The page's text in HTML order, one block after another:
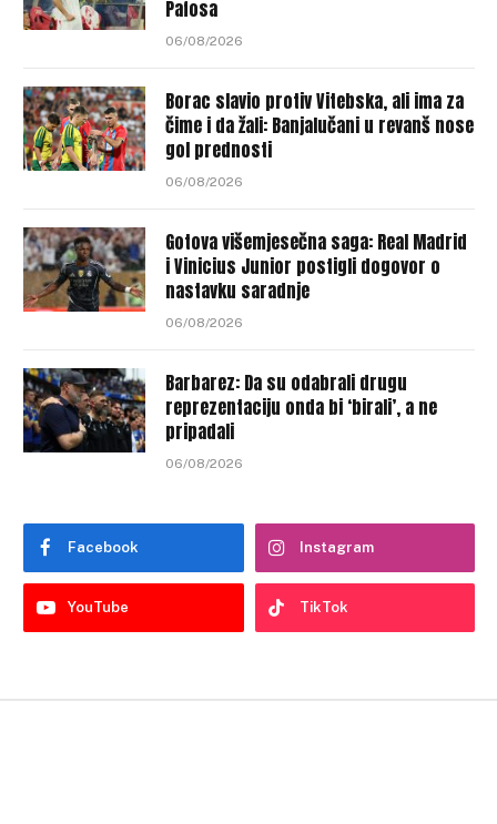
Pafosa
06/08/2026
Borac slavio protiv Vitebska, ali ima za
čime i da žali: Banjalučani u revanš nose
gol prednosti
06/08/2026
Gotova višemjesečna saga: Real Madrid
i Vinicius Junior postigli dogovor o
nastavku saradnje
06/08/2026
Barbarez: Da su odabrali drugu
reprezentaciju onda bi ‘birali’, a ne
pripadali
06/08/2026
Facebook Instagram
YouTube TikTok